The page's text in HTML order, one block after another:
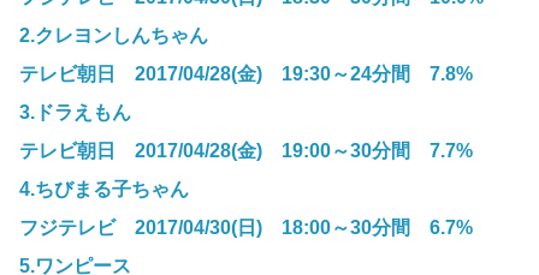
2.クレヨンしんちゃん
テレビ朝日 2017/04/28(金) 19:30～24分間 7.8%
3.ドラえもん
テレビ朝日 2017/04/28(金) 19:00～30分間 7.7%
4.ちびまる子ちゃん
フジテレビ 2017/04/30(日) 18:00～30分間 6.7%
5.ワンピース